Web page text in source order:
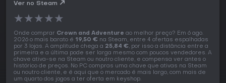
Ver no Steam
★★★★★
Onde comprar Crown and Adventure ao melhor preço? Em 6 ago.
2026 o mais barato é 19,50 € na Steam, entre 4 ofertas espalhadas
por 3 lojas. A amplitude chega a 25,84 €, por isso a distância entre a
primeira e a última pode ser larga mesmo com poucos vendedores. A
chave ativa-se na Steam ou noutro cliente, e compensa ver antes o
histórico de preços. No PC compras uma chave que ativas na Steam
ou noutro cliente, e é aqui que o mercado é mais largo, com mais de
um quarto dos jogos a ter oferta em keyshop.